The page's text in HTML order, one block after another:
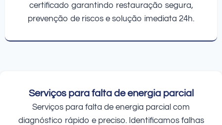
certificado garantindo restauração segura,
prevenção de riscos e solução imediata 24h.
Serviços para falta de energia parcial
Serviços para falta de energia parcial com
diagnóstico rápido e preciso. Identificamos falhas